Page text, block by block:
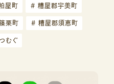
屋町 # 糟屋郡宇美町
栗町 # 糟屋郡須恵町
むぐ